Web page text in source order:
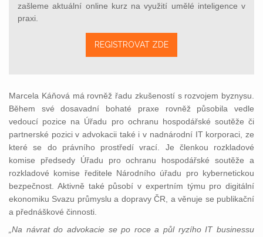
zašleme aktuální online kurz na využití umělé inteligence v
praxi.
REGISTROVAT ZDE
Marcela Káňová má rovněž řadu zkušeností s rozvojem byznysu.
Během své dosavadní bohaté praxe rovněž působila vedle
vedoucí pozice na Úřadu pro ochranu hospodářské soutěže či
partnerské pozici v advokacii také i v nadnárodní IT korporaci, ze
které se do právního prostředí vrací. Je členkou rozkladové
komise předsedy Úřadu pro ochranu hospodářské soutěže a
rozkladové komise ředitele Národního úřadu pro kybernetickou
bezpečnost. Aktivně také působí v expertním týmu pro digitální
ekonomiku Svazu průmyslu a dopravy ČR, a věnuje se publikační
a přednáškové činnosti.
„Na návrat do advokacie se po roce a půl ryzího IT businessu